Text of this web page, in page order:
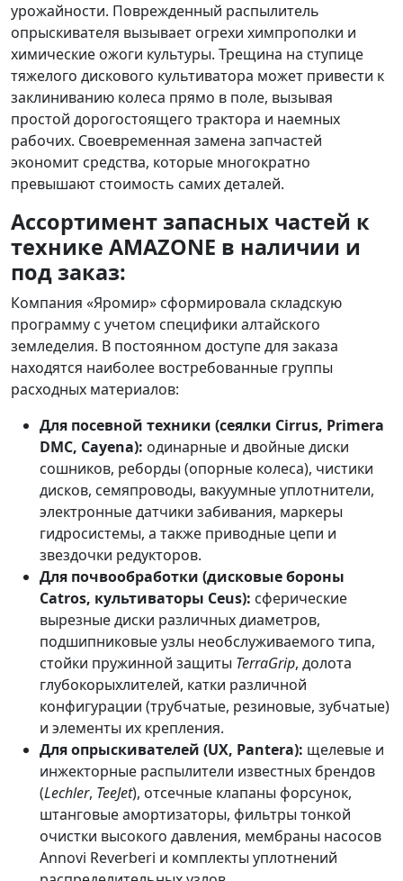
урожайности. Поврежденный распылитель
опрыскивателя вызывает огрехи химпрополки и
химические ожоги культуры. Трещина на ступице
тяжелого дискового культиватора может привести к
заклиниванию колеса прямо в поле, вызывая
простой дорогостоящего трактора и наемных
рабочих. Своевременная замена запчастей
экономит средства, которые многократно
превышают стоимость самих деталей.
Ассортимент запасных частей к
технике AMAZONE в наличии и
под заказ:
Компания «Яромир» сформировала складскую
программу с учетом специфики алтайского
земледелия. В постоянном доступе для заказа
находятся наиболее востребованные группы
расходных материалов:
Для посевной техники (сеялки Cirrus, Primera
DMC, Cayena): одинарные и двойные диски
сошников, реборды (опорные колеса), чистики
дисков, семяпроводы, вакуумные уплотнители,
электронные датчики забивания, маркеры
гидросистемы, а также приводные цепи и
звездочки редукторов.
Для почвообработки (дисковые бороны
Catros, культиваторы Ceus): сферические
вырезные диски различных диаметров,
подшипниковые узлы необслуживаемого типа,
стойки пружинной защиты TerraGrip, долота
глубокорыхлителей, катки различной
конфигурации (трубчатые, резиновые, зубчатые)
и элементы их крепления.
Для опрыскивателей (UX, Pantera): щелевые и
инжекторные распылители известных брендов
(Lechler, TeeJet), отсечные клапаны форсунок,
штанговые амортизаторы, фильтры тонкой
очистки высокого давления, мембраны насосов
Annovi Reverberi и комплекты уплотнений